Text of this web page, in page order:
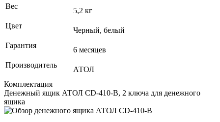
Вес
5,2 кг
Цвет
Черный, белый
Гарантия
6 месяцев
Производитель
АТОЛ
Комплектация
Денежный ящик АТОЛ CD-410-B, 2 ключа для денежного
ящика